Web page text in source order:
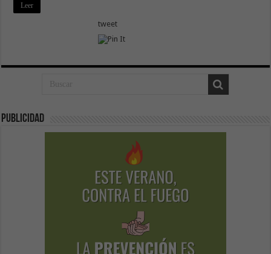
Leer
tweet
Publicidad